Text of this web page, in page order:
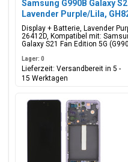
Samsung G990B Galaxy
Lavender Purple/Lila,
Display + Batterie, Lavender
26412D, Kompatibel mit:
Galaxy S21 Fan Edition 5G
Lager: 0
Lieferzeit: Versandbereit in 5 -
15 Werktagen